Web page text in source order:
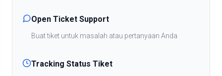
Open Ticket Support
Buat tiket untuk masalah atau pertanyaan Anda
Tracking Status Tiket